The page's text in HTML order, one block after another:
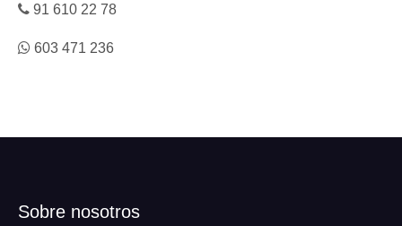
91 610 22 78
603 471 236
Sobre nosotros